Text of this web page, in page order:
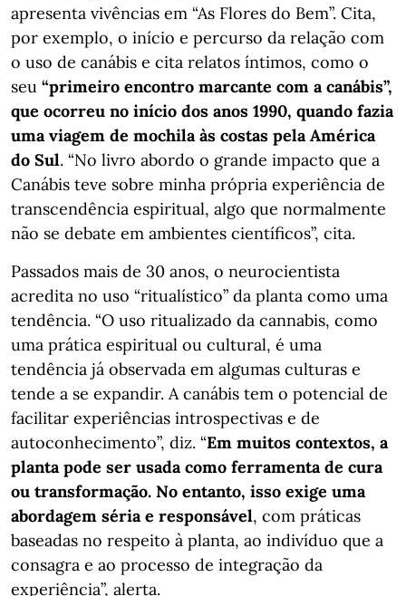
apresenta vivências em “As Flores do Bem”. Cita,
por exemplo, o início e percurso da relação com
o uso de canábis e cita relatos íntimos, como o
seu “primeiro encontro marcante com a canábis”,
que ocorreu no início dos anos 1990, quando fazia
uma viagem de mochila às costas pela América
do Sul. “No livro abordo o grande impacto que a
Canábis teve sobre minha própria experiência de
transcendência espiritual, algo que normalmente
não se debate em ambientes científicos”, cita.
Passados mais de 30 anos, o neurocientista
acredita no uso “ritualístico” da planta como uma
tendência. “O uso ritualizado da cannabis, como
uma prática espiritual ou cultural, é uma
tendência já observada em algumas culturas e
tende a se expandir. A canábis tem o potencial de
facilitar experiências introspectivas e de
autoconhecimento”, diz. “Em muitos contextos, a
planta pode ser usada como ferramenta de cura
ou transformação. No entanto, isso exige uma
abordagem séria e responsável, com práticas
baseadas no respeito à planta, ao indivíduo que a
consagra e ao processo de integração da
experiência”, alerta.